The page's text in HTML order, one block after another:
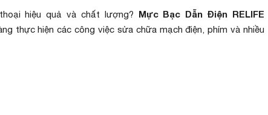
hiệu quả và chất lượng? Mực Bạc Dẫn Điện RELIFE
thực hiện các công việc sửa chữa mạch điện, phím và nhiều